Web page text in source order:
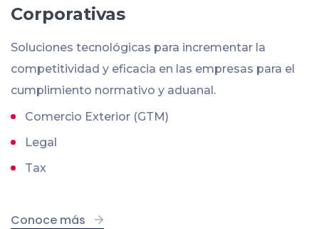
Corporativas
Soluciones tecnológicas para incrementar la
competitividad y eficacia en las empresas para el
cumplimiento normativo y aduanal.
Comercio Exterior (GTM)
Legal
Tax
Conoce más